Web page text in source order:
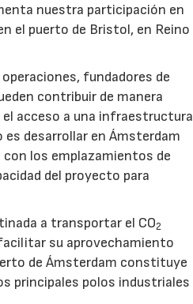
nuestra participación en
el puerto de Bristol, en Reino
fundadores de
contribuir de manera
acceso a una infraestructura
desarrollar en Ámsterdam
los emplazamientos de
del proyecto para
a transportar el CO2
su aprovechamiento
de Ámsterdam constituye
principales polos industriales